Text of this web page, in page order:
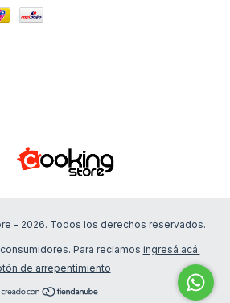
- 2026. Todos los derechos reservados.
Para reclamos ingresá acá.
de arrepentimiento